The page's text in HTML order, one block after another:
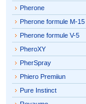
Pherone
Pherone formule M-15
Pherone formule V-5
PheroXY
PherSpray
Phiero Premiiun
Pure Instinct